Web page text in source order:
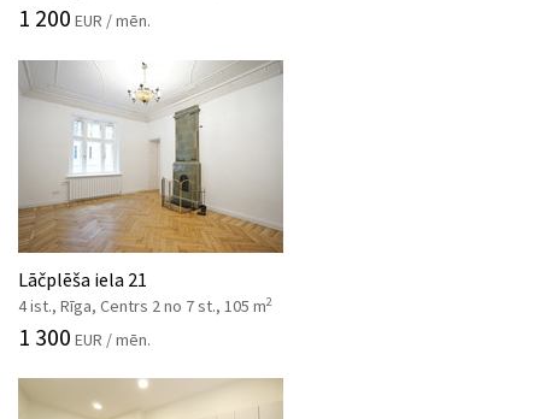
1 200 EUR / mēn.
Lāčplēša iela 21
4 ist., Rīga, Centrs 2 no 7 st., 105 m2
1 300 EUR / mēn.